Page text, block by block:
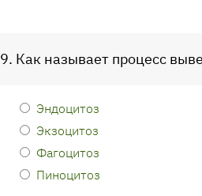
9. Как называет процесс
Эндоцитоз
Экзоцитоз
Фагоцитоз
Пиноцитоз